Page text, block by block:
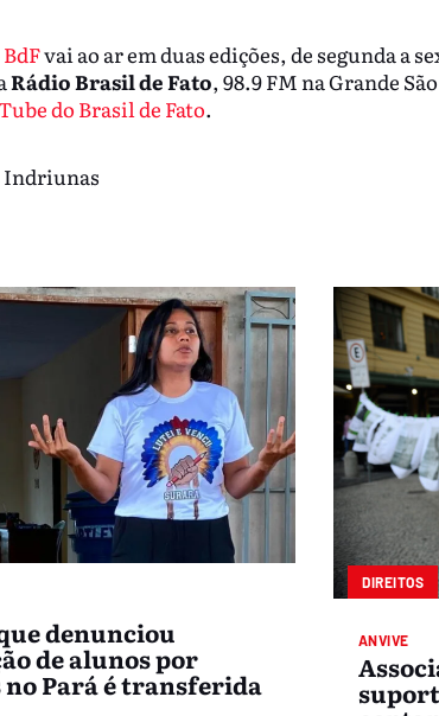
vai ao ar em duas edições, de segunda a
Rádio Brasil de Fato, 98.9 FM na Grande
do Brasil de Fato.
Indriunas
denunciou
de alunos por
Pará é transferida
DIREITOS
ANVIVE